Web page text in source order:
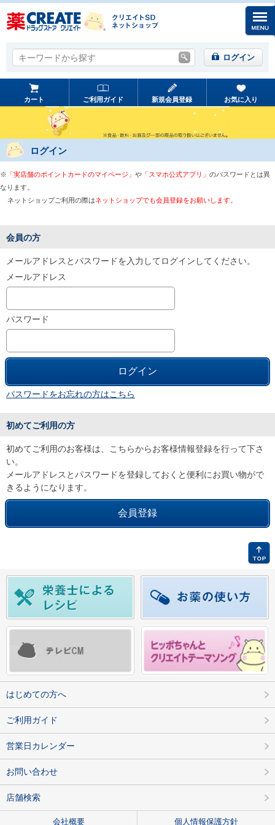
キーワードから探す
キーワードから探す ログイン
カート ご利用ガイド 新規会員登録 お気に入り
ログイン
※ 「実店舗のポイントカードのマイページ」 や 「スマホ公式アプリ」 のパスワードとは異
なります。
ネットショップご利用の際はネットショップでも会員登録をお願いします。
会員の方
メールアドレスとパスワードを入力してログインしてください。
メールアドレス
パスワード
パスワードをお忘れの方はこちら
初めてご利用の方
初めてご利用のお客様は、こちらからお客様情報登録を行って下さ
い。
メールアドレスとパスワードを登録しておくと便利にお買い物がで
きるようになります。
はじめての方へ
ご利用ガイド
営業日カレンダー
お問い合わせ
店舗検索
会社概要 個人情報保護方針